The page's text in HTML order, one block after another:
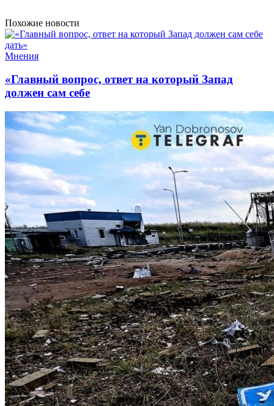
Похожие новости
Мнения
«Главный вопрос, ответ на который Запад
должен сам себе